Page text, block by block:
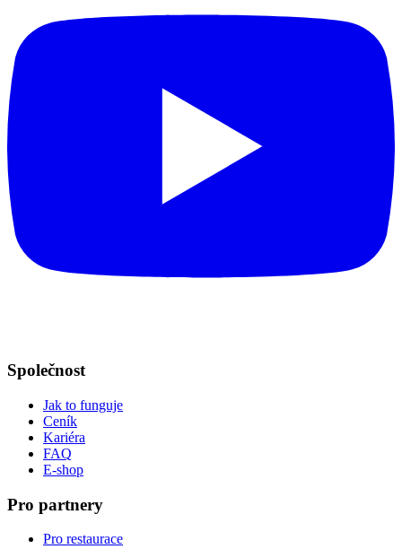
Společnost
Jak to funguje
Ceník
Kariéra
FAQ
E-shop
Pro partnery
Pro restaurace